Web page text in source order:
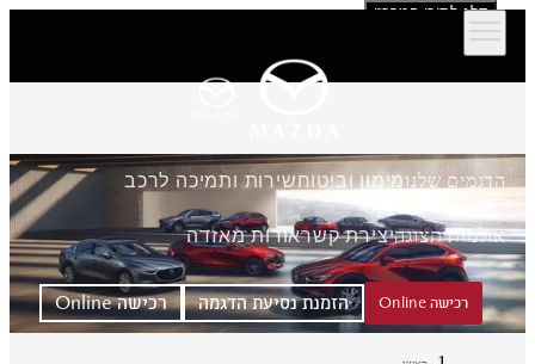
דלג לתוכן המרכזי
הדגמים שלנומימון וביטוחשירות ותמיכה לרכב
אולמות תצוגהיצירת קשראודות מאזדה
רכישה Online הזמנת נסיעת הדגמה רכישה Online